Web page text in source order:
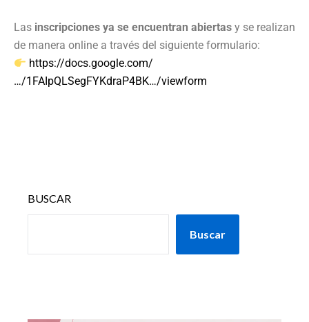
Las inscripciones ya se encuentran abiertas y se realizan
de manera online a través del siguiente formulario:
https://docs.google.com/
…/1FAIpQLSegFYKdraP4BK…/viewform
BUSCAR
Buscar